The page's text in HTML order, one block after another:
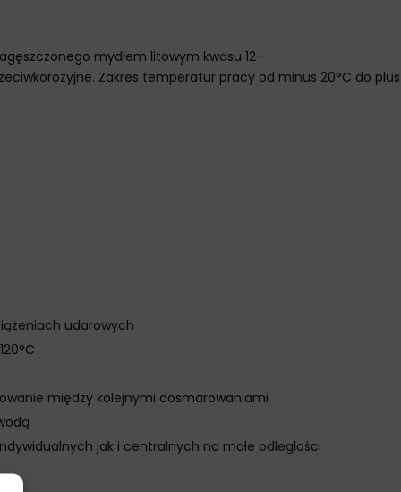
mydłem litowym kwasu 12-
Zakres temperatur pracy od minus 20°C do plus
udarowych
między kolejnymi dosmarowaniami
jak i centralnych na małe odległości